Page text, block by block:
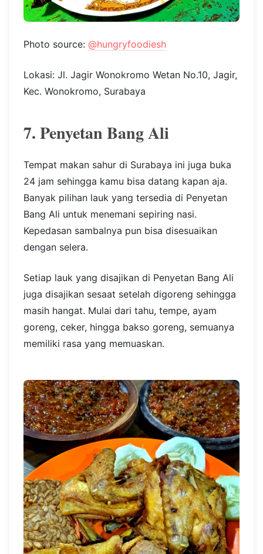
Photo source: @hungryfoodiesh
Lokasi: Jl. Jagir Wonokromo Wetan No.10, Jagir,
Kec. Wonokromo, Surabaya
7. Penyetan Bang Ali
Tempat makan sahur di Surabaya ini juga buka
24 jam sehingga kamu bisa datang kapan aja.
Banyak pilihan lauk yang tersedia di Penyetan
Bang Ali untuk menemani sepiring nasi.
Kepedasan sambalnya pun bisa disesuaikan
dengan selera.
Setiap lauk yang disajikan di Penyetan Bang Ali
juga disajikan sesaat setelah digoreng sehingga
masih hangat. Mulai dari tahu, tempe, ayam
goreng, ceker, hingga bakso goreng, semuanya
memiliki rasa yang memuaskan.